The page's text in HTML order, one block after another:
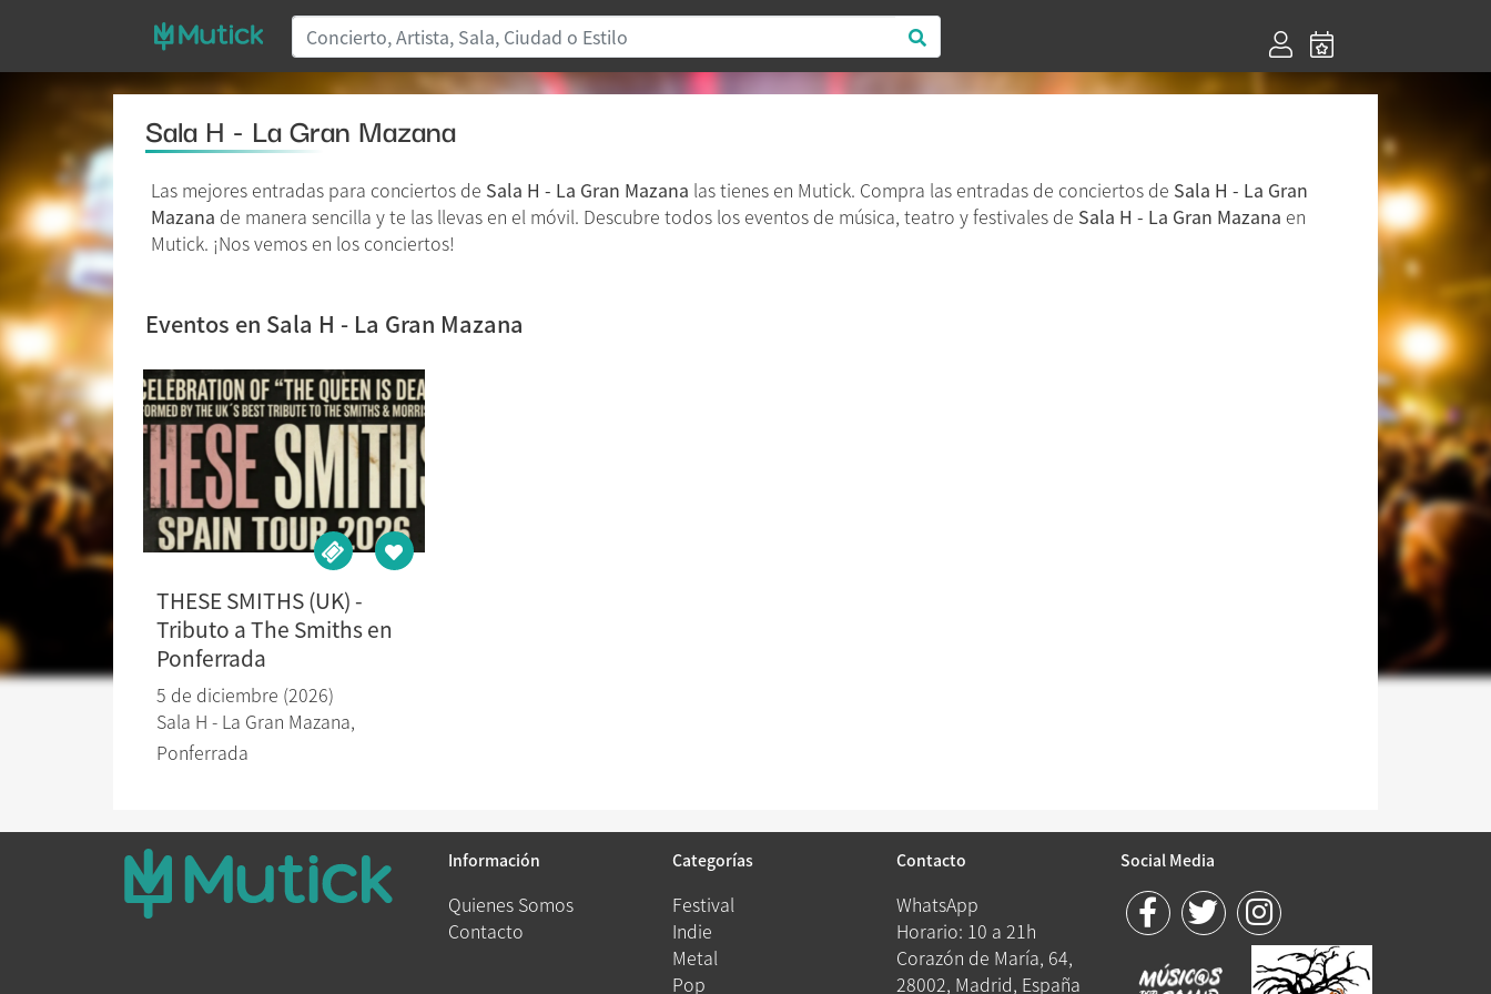
Sala H - La Gran Mazana
Las mejores entradas para conciertos de Sala H - La Gran Mazana las tienes en Mutick. Compra las entradas de conciertos de Sala H - La Gran
Mazana de manera sencilla y te las llevas en el móvil. Descubre todos los eventos de música, teatro y festivales de Sala H - La Gran Mazana en
Mutick. ¡Nos vemos en los conciertos!
Eventos en Sala H - La Gran Mazana
THESE SMITHS (UK) -
Tributo a The Smiths en
Ponferrada
5 de diciembre (2026)
Sala H - La Gran Mazana,
Ponferrada
Información
Quienes Somos
Contacto
Categorías
Festival
Indie
Metal
Pop
Contacto
WhatsApp
Horario: 10 a 21h
Corazón de María, 64,
28002, Madrid, España
Social Media